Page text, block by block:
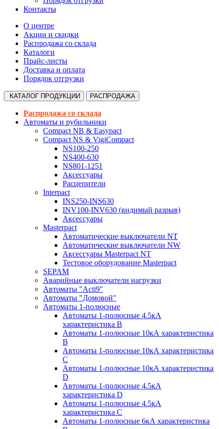
Контакты
О центре
Акции и скидки
Распродажа со склада
Каталоги
Прайс-листы
Доставка и оплата
Порядок отгрузки
КАТАЛОГ ПРОДУКЦИИ РАСПРОДАЖА
Распродажа со склада
Автоматы и рубильники
Compact NB & Easypact
Compact NS & VigiCompact
NS100-250
NS400-630
NS801-1251
Аксессуары
Расцепители
Interpact
INS250-INS630
INV100-INV630 (видимый разрыв)
Аксессуары
Masterpact
Автоматические выключатели NT
Автоматические выключатели NW
Аксессуары Masterpact NT
Тестовое оборудование Masterpact
SEPAM
Аварийные выключатели нагрузки
Автоматы "Acti9"
Автоматы "Домовой"
Автоматы 1-полюсные
Автоматы 1-полюсные 4.5кА
характеристика В
Автоматы 1-полюсные 10кА характеристика
B
Автоматы 1-полюсные 10кА характеристика
C
Автоматы 1-полюсные 10кА характеристика
D
Автоматы 1-полюсные 4.5кА
характеристика D
Автоматы 1-полюсные 4.5кА
характеристика С
Автоматы 1-полюсные 6кА характеристика